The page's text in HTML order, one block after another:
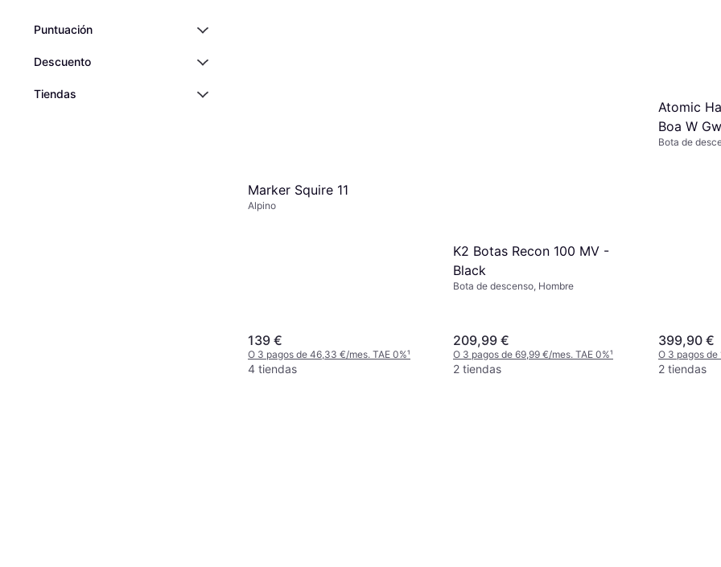
Puntuación
Descuento
Tiendas
Marker Squire 11
Alpino
139 €
O 3 pagos de 46,33 €/mes. TAE 0%¹
4 tiendas
K2 Botas Recon 100 MV -
Black
Bota de descenso, Hombre
209,99 €
O 3 pagos de 69,99 €/mes. TAE 0%¹
2 tiendas
Atomic
Boa W
Black
Bota de
399,90 €
O 3 pagos de
2 tiendas